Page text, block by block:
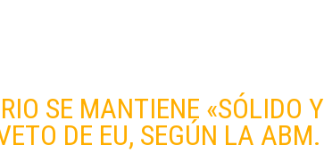
SE MANTIENE «SÓLIDO Y
DE EU, SEGÚN LA ABM.